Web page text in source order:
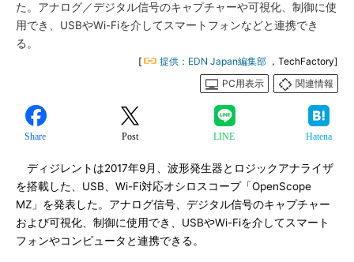
た。アナログ／デジタル信号のキャプチャーや可視化、制御に使
用でき、USBやWi-Fiを介してスマートフォンなどと連携でき
る。
[ 提供：EDN Japan編集部 ，TechFactory]
PC用表示
関連情報
Share Post LINE Hatena
ディジレントは2017年9月、波形発生器とロジックアナライザ
を搭載した、USB、Wi-Fi対応オシロスコープ「OpenScope
MZ」を発表した。アナログ信号、デジタル信号のキャプチャー
および可視化、制御に使用でき、USBやWi-Fiを介してスマート
フォンやコンピュータと連携できる。